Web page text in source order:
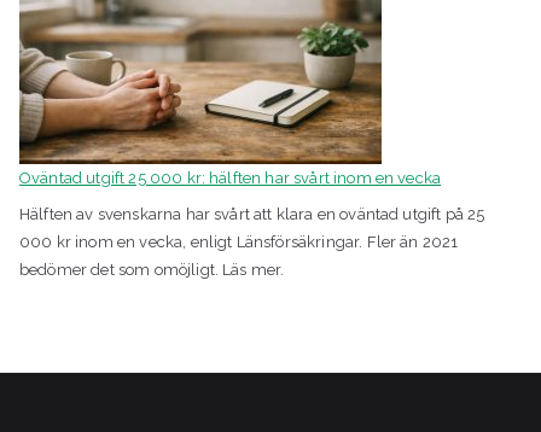
Oväntad utgift 25 000 kr: hälften har svårt inom en vecka
Hälften av svenskarna har svårt att klara en oväntad utgift på 25
000 kr inom en vecka, enligt Länsförsäkringar. Fler än 2021
bedömer det som omöjligt. Läs mer.